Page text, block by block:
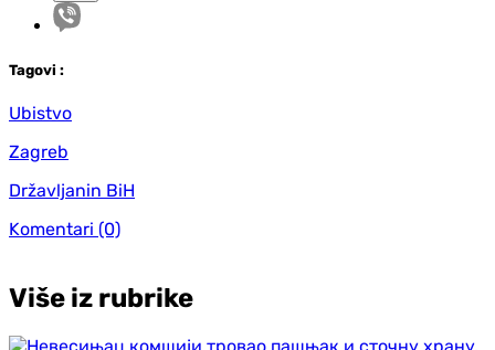
Tagovi :
Ubistvo
Zagreb
Državljanin BiH
Komentari (0)
Više iz rubrike